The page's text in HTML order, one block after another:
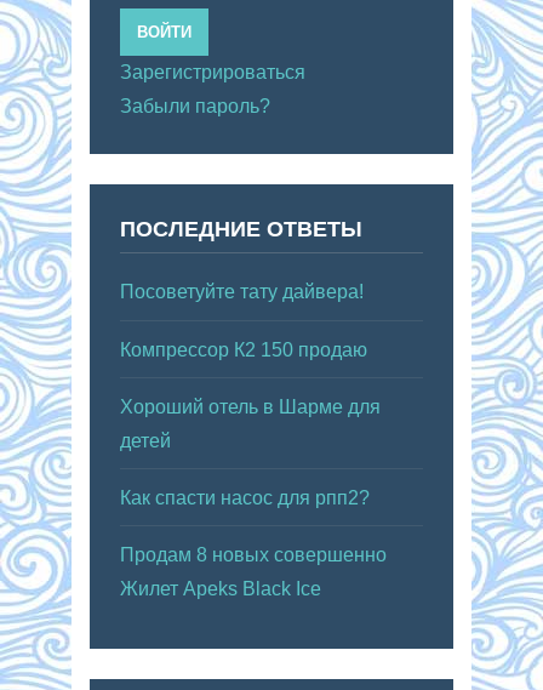
ВОЙТИ
Зарегистрироваться
Забыли пароль?
ПОСЛЕДНИЕ ОТВЕТЫ
Посоветуйте тату дайвера!
Компрессор К2 150 продаю
Хороший отель в Шарме для
детей
Как спасти насос для рпп2?
Продам 8 новых совершенно
Жилет Apeks Black Ice